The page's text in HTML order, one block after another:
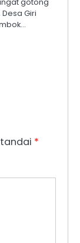
Giri
*